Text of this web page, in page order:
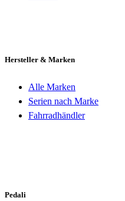
Hersteller & Marken
Alle Marken
Serien nach Marke
Fahrradhändler
Pedali